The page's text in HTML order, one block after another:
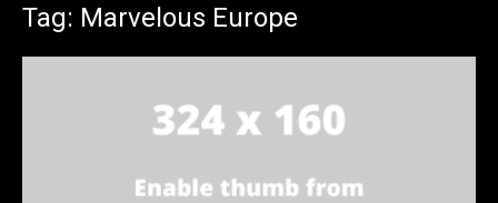
Tag: Marvelous Europe